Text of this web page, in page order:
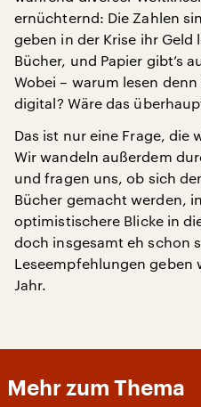
ernüchternd: Die Zahlen
geben in der Krise ihr Geld
Bücher, und Papier gibt’s
Wobei – warum lesen
digital? Wäre das
Das ist nur eine Frage, die
Wir wandeln außerdem
und fragen uns, ob sich
Bücher gemacht werden,
optimistischere Blicke in
doch insgesamt eh schon
Leseempfehlungen geben
Jahr.
Mehr zum Thema